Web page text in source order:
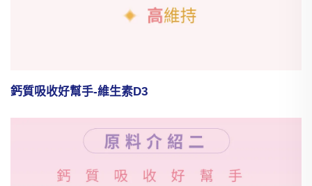
鈣質吸收好幫手-維生素D3